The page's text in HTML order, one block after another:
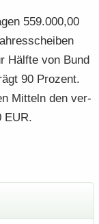
559.000,00
Hälf­te von Bund
90 Pro­zent.
Mit­teln den ver­
EUR.